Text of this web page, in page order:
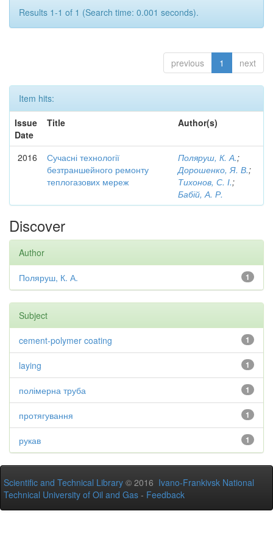
Results 1-1 of 1 (Search time: 0.001 seconds).
previous 1 next
Item hits:
Issue
Date
Title Author(s)
2016
Сучасні технології
безтраншейного ремонту
теплогазових мереж
Поляруш, К. А.;
Дорошенко, Я. В.;
Тихонов, С. І.;
Бабій, А. Р.
Discover
Author
1
Поляруш, К. А.
Subject
1
cement-polymer coating
1
laying
1
полімерна труба
1
протягування
1
рукав
Scientific and Technical Library © 2016 Ivano-Frankivsk National
Technical University of Oil and Gas - Feedback